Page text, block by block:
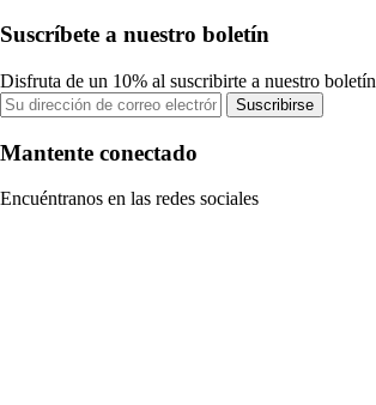
Suscríbete a nuestro boletín
Disfruta de un 10% al suscribirte a nuestro boletín
Suscribirse
Mantente conectado
Encuéntranos en las redes sociales